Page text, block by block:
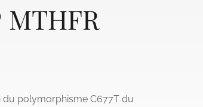
du polymorphisme C677T du